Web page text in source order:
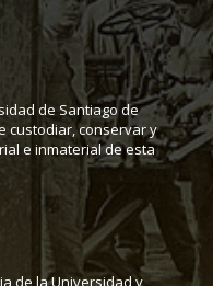
de Santiago de
custodiar, conservar y
e inmaterial de esta
de la Universidad y